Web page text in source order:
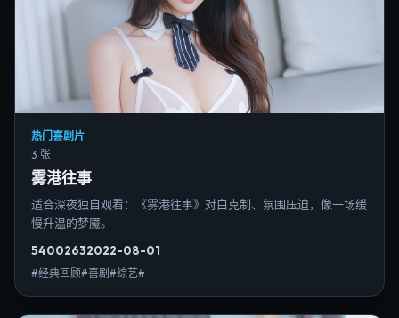
热门喜剧片
3 张
雾港往事
适合深夜独自观看：《雾港往事》对白克制、氛围压迫，像一场缓
慢升温的梦魇。
54002632022-08-01
#经典回顾#喜剧#综艺#